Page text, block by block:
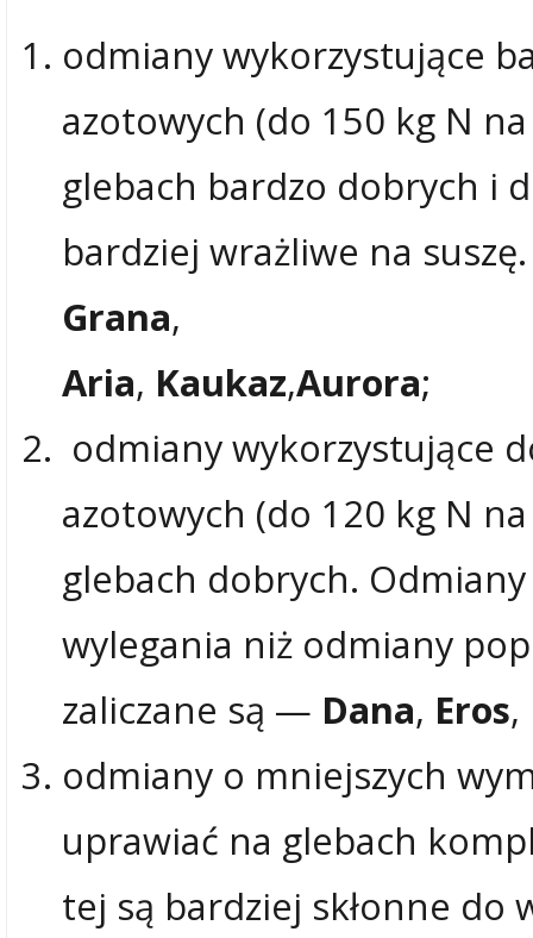
odmiany wykorzystujące
azotowych (do 150 kg N
glebach bardzo dobrych i
bardziej wrażliwe na
Grana,
Aria, Kaukaz,Aurora;
odmiany wykorzystujące
azotowych (do 120 kg N
glebach dobrych.
wylegania niż odmiany
zaliczane są — Dana, Eros,
odmiany o mniejszych
uprawiać na glebach
tej są bardziej skłonne do